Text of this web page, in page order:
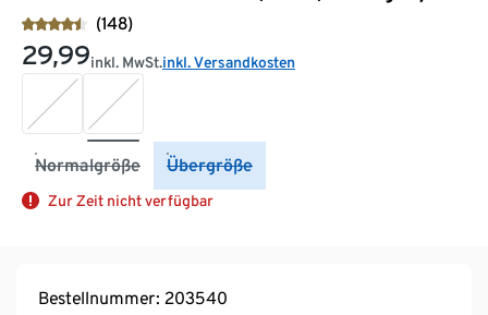
(148)
29,99inkl. MwSt.inkl. Versandkosten
Normalgröße Übergröße
Zur Zeit nicht verfügbar
Bestellnummer: 203540